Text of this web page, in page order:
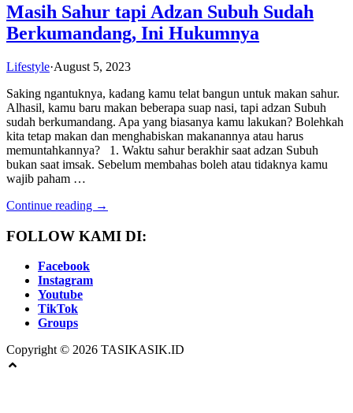
Masih Sahur tapi Adzan Subuh Sudah
Berkumandang, Ini Hukumnya
Lifestyle·August 5, 2023
Saking ngantuknya, kadang kamu telat bangun untuk makan sahur.
Alhasil, kamu baru makan beberapa suap nasi, tapi adzan Subuh
sudah berkumandang. Apa yang biasanya kamu lakukan? Bolehkah
kita tetap makan dan menghabiskan makanannya atau harus
memuntahkannya? 1. Waktu sahur berakhir saat adzan Subuh
bukan saat imsak. Sebelum membahas boleh atau tidaknya kamu
wajib paham …
Continue reading →
FOLLOW KAMI DI:
Facebook
Instagram
Youtube
TikTok
Groups
Copyright © 2026 TASIKASIK.ID